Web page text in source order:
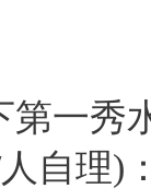
一秀
自理)